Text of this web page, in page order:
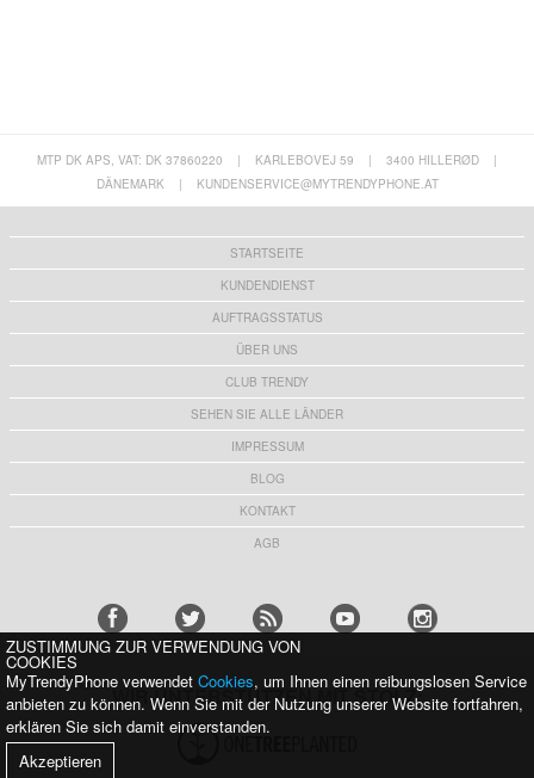
MTP DK APS, VAT: DK 37860220 | KARLEBOVEJ 59 | 3400 HILLERØD
|
DÄNEMARK
| KUNDENSERVICE@MYTRENDYPHONE.AT
STARTSEITE
KUNDENDIENST
AUFTRAGSSTATUS
ÜBER UNS
CLUB TRENDY
SEHEN SIE ALLE LÄNDER
IMPRESSUM
BLOG
KONTAKT
AGB
WIR UNTERSTÜTZEN MIT STOLZ:
ZUSTIMMUNG ZUR VERWENDUNG VON
COOKIES
MyTrendyPhone verwendet Cookies, um Ihnen einen reibungslosen Service
anbieten zu können. Wenn Sie mit der Nutzung unserer Website fortfahren,
erklären Sie sich damit einverstanden.
Akzeptieren